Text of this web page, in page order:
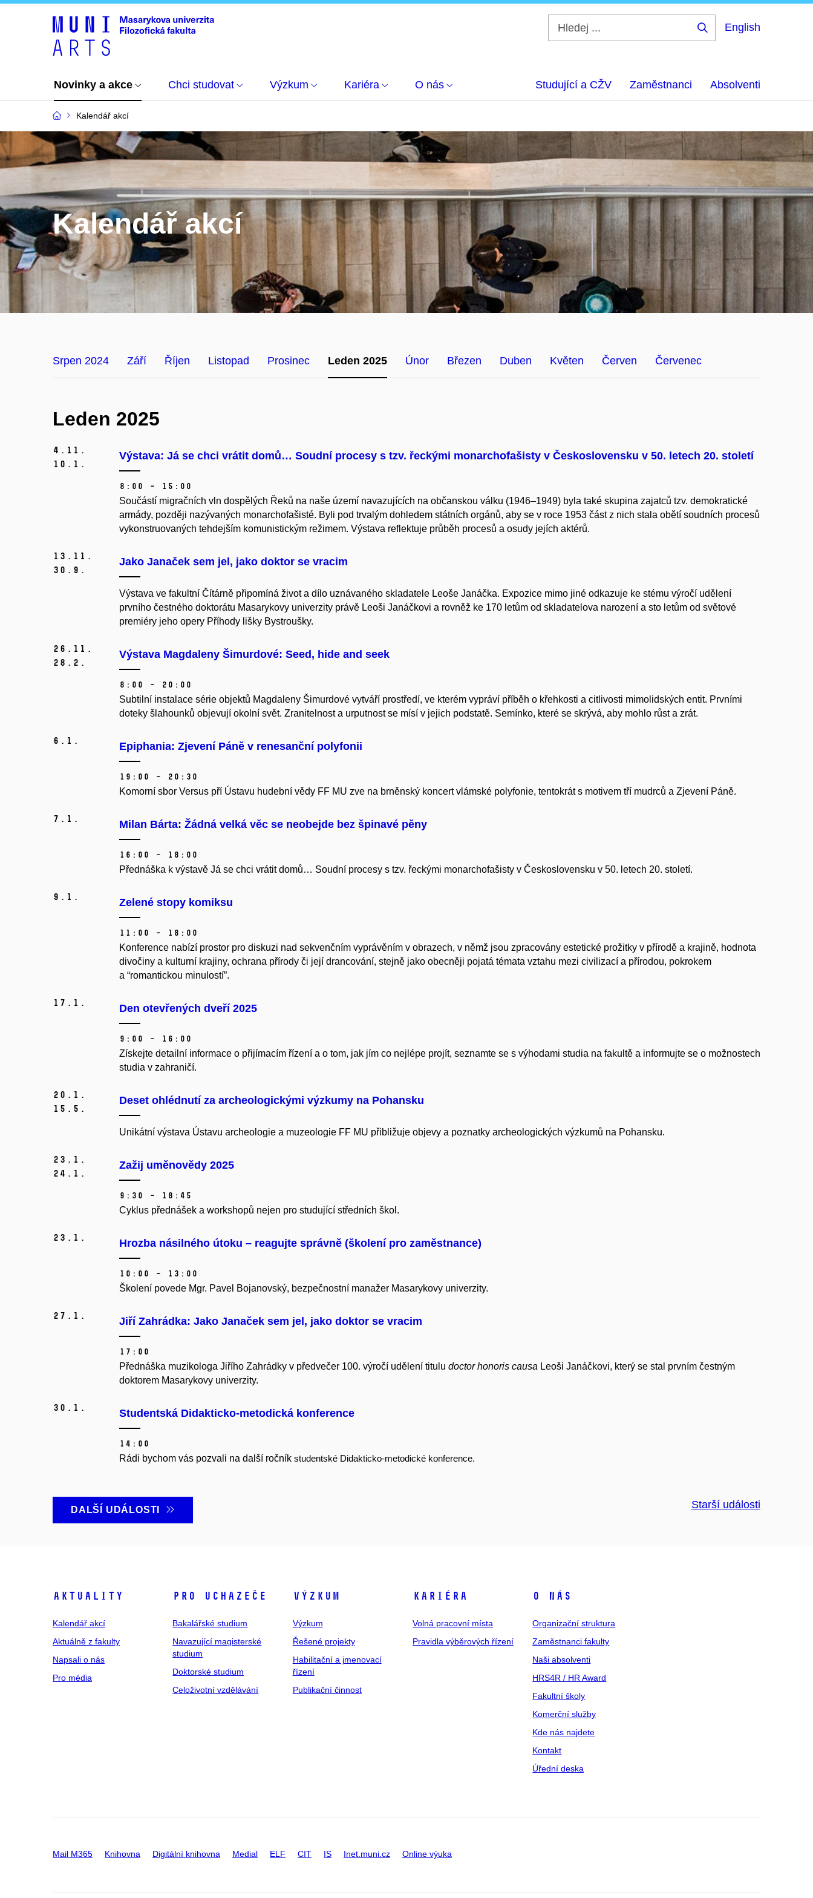
English
Novinky a akce Chci studovat Výzkum Kariéra O nás Studující a CŽV Zaměstnanci Absolventi
Kalendář akcí
Kalendář akcí
Srpen 2024 Září Říjen Listopad Prosinec Leden 2025 Únor Březen Duben Květen Červen Červenec
Leden 2025
4. 11.
10. 1.
Výstava: Já se chci vrátit domů… Soudní procesy s tzv. řeckými monarchofašisty v Československu v 50. letech 20. století
8:00 – 15:00
Součástí migračních vln dospělých Řeků na naše území navazujících na občanskou válku (1946–1949) byla také skupina zajatců tzv. demokratické
armády, později nazývaných monarchofašisté. Byli pod trvalým dohledem státních orgánů, aby se v roce 1953 část z nich stala obětí soudních procesů
vykonstruovaných tehdejším komunistickým režimem. Výstava reflektuje průběh procesů a osudy jejích aktérů.
13. 11.
30. 9.
Jako Janaček sem jel, jako doktor se vracim
Výstava ve fakultní Čítárně připomíná život a dílo uznávaného skladatele Leoše Janáčka. Expozice mimo jiné odkazuje ke stému výročí udělení
prvního čestného doktorátu Masarykovy univerzity právě Leoši Janáčkovi a rovněž ke 170 letům od skladatelova narození a sto letům od světové
premiéry jeho opery Příhody lišky Bystroušky.
26. 11.
28. 2.
Výstava Magdaleny Šimurdové: Seed, hide and seek
8:00 – 20:00
Subtilní instalace série objektů Magdaleny Šimurdové vytváří prostředí, ve kterém vypráví příběh o křehkosti a citlivosti mimolidských entit. Prvními
doteky šlahounků objevují okolní svět. Zranitelnost a urputnost se mísí v jejich podstatě. Semínko, které se skrývá, aby mohlo růst a zrát.
6. 1. Epiphania: Zjevení Páně v renesanční polyfonii
19:00 – 20:30
Komorní sbor Versus pří Ústavu hudební vědy FF MU zve na brněnský koncert vlámské polyfonie, tentokrát s motivem tří mudrců a Zjevení Páně.
7. 1. Milan Bárta: Žádná velká věc se neobejde bez špinavé pěny
16:00 – 18:00
Přednáška k výstavě Já se chci vrátit domů… Soudní procesy s tzv. řeckými monarchofašisty v Československu v 50. letech 20. století.
9. 1. Zelené stopy komiksu
11:00 – 18:00
Konference nabízí prostor pro diskuzi nad sekvenčním vyprávěním v obrazech, v němž jsou zpracovány estetické prožitky v přírodě a krajině, hodnota
divočiny a kulturní krajiny, ochrana přírody či její drancování, stejně jako obecněji pojatá témata vztahu mezi civilizací a přírodou, pokrokem
a “romantickou minulostí”.
17. 1. Den otevřených dveří 2025
9:00 – 16:00
Získejte detailní informace o přijímacím řízení a o tom, jak jím co nejlépe projít, seznamte se s výhodami studia na fakultě a informujte se o možnostech
studia v zahraničí.
20. 1.
15. 5.
Deset ohlédnutí za archeologickými výzkumy na Pohansku
Unikátní výstava Ústavu archeologie a muzeologie FF MU přibližuje objevy a poznatky archeologických výzkumů na Pohansku.
23. 1.
24. 1.
Zažij uměnovědy 2025
9:30 – 18:45
Cyklus přednášek a workshopů nejen pro studující středních škol.
23. 1. Hrozba násilného útoku – reagujte správně (školení pro zaměstnance)
10:00 – 13:00
Školení povede Mgr. Pavel Bojanovský, bezpečnostní manažer Masarykovy univerzity.
27. 1. Jiří Zahrádka: Jako Janaček sem jel, jako doktor se vracim
17:00
Přednáška muzikologa Jiřího Zahrádky v předvečer 100. výročí udělení titulu doctor honoris causa Leoši Janáčkovi, který se stal prvním čestným
doktorem Masarykovy univerzity.
30. 1. Studentská Didakticko-metodická konference
14:00
Rádi bychom vás pozvali na další ročník studentské Didakticko-metodické konference.
DALŠÍ UDÁLOSTI Starší události
Aktuality
Kalendář akcí
Aktuálně z fakulty
Napsali o nás
Pro média
Pro uchazeče
Bakalářské studium
Navazující magisterské
studium
Doktorské studium
Celoživotní vzdělávání
Výzkum
Výzkum
Řešené projekty
Habilitační a jmenovací
řízení
Publikační činnost
Kariéra
Volná pracovní místa
Pravidla výběrových řízení
O nás
Organizační struktura
Zaměstnanci fakulty
Naši absolventi
HRS4R / HR Award
Fakultní školy
Komerční služby
Kde nás najdete
Kontakt
Úřední deska
Mail M365 Knihovna Digitální knihovna Medial ELF CIT IS Inet.muni.cz Online výuka